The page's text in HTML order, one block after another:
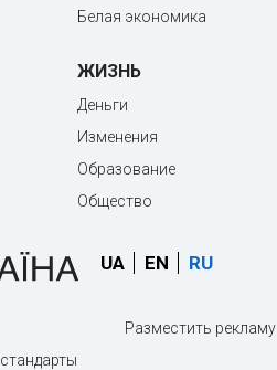
Белая экономика
ЖИЗНЬ
Деньги
Изменения
Образование
Общество
UA EN RU
Разместить рекламу